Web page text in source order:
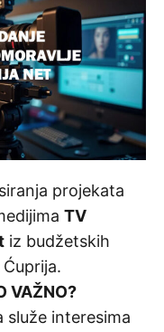
projekata
TV
iz budžetskih
VAŽNO?
služe interesima